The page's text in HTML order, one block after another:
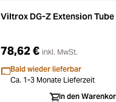
Viltrox DG-Z Extension Tube
78,62 € inkl. MwSt.
Bald wieder lieferbar
Ca. 1-3 Monate Lieferzeit
In den